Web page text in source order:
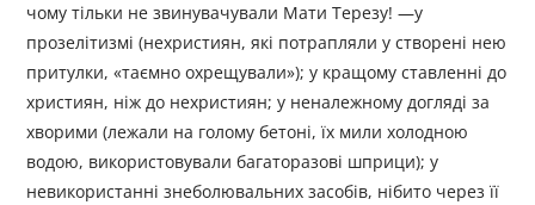
чому тільки не звинувачували Мати Терезу! —у
прозелітизмі (нехристиян, які потрапляли у створені нею
притулки, «таємно охрещували»); у кращому ставленні до
християн, ніж до нехристиян; у неналежному догляді за
хворими (лежали на голому бетоні, їх мили холодною
водою, використовували багаторазові шприци); у
невикористанні знеболювальних засобів, нібито через її